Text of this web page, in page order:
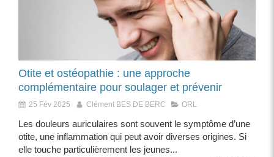
Otite et ostéopathie : une approche
complémentaire pour soulager et prévenir
25 Fév 2025 Clément BES DE BERC ORL
Les douleurs auriculaires sont souvent le symptôme d’une
otite, une inflammation qui peut avoir diverses origines. Si
elle touche particulièrement les jeunes...